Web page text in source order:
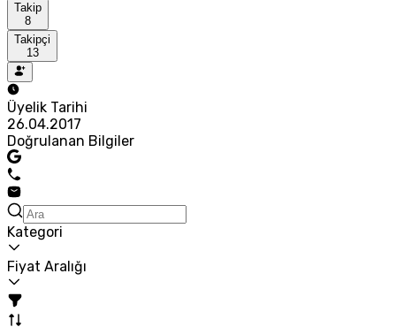
Takip
8
Takipçi
13
Üyelik Tarihi
26.04.2017
Doğrulanan Bilgiler
Kategori
Fiyat Aralığı